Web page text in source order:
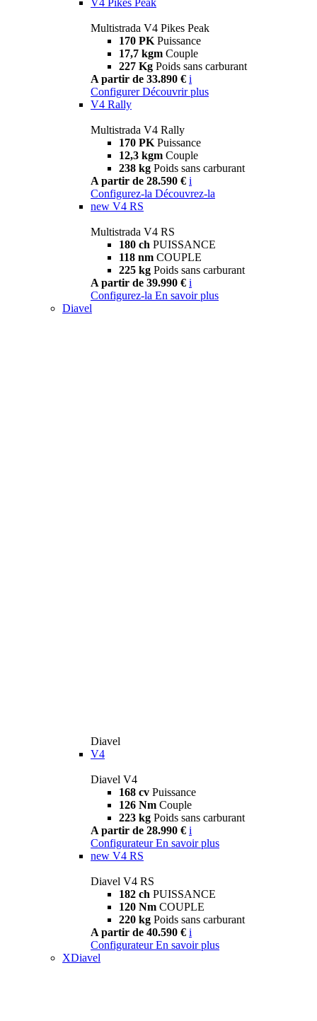
Multistrada V4 Pikes Peak
170 PK Puissance
17,7 kgm Couple
227 Kg Poids sans carburant
A partir de 33.890 € i
Configurer Découvrir plus
V4 Rally
Multistrada V4 Rally
170 PK Puissance
12,3 kgm Couple
238 kg Poids sans carburant
A partir de 28.590 € i
Configurez-la Découvrez-la
new V4 RS
Multistrada V4 RS
180 ch PUISSANCE
118 nm COUPLE
225 kg Poids sans carburant
A partir de 39.990 € i
Configurez-la En savoir plus
Diavel
Diavel
V4
Diavel V4
168 cv Puissance
126 Nm Couple
223 kg Poids sans carburant
A partir de 28.990 € i
Configurateur En savoir plus
new V4 RS
Diavel V4 RS
182 ch PUISSANCE
120 Nm COUPLE
220 kg Poids sans carburant
A partir de 40.590 € i
Configurateur En savoir plus
XDiavel